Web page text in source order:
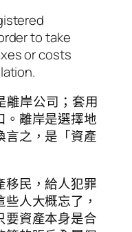
to take
or costs
離岸公司；套用
。離岸是選擇地
言之，是「資產
移民，給人犯罪
人大概忘了，
要資產本身是合